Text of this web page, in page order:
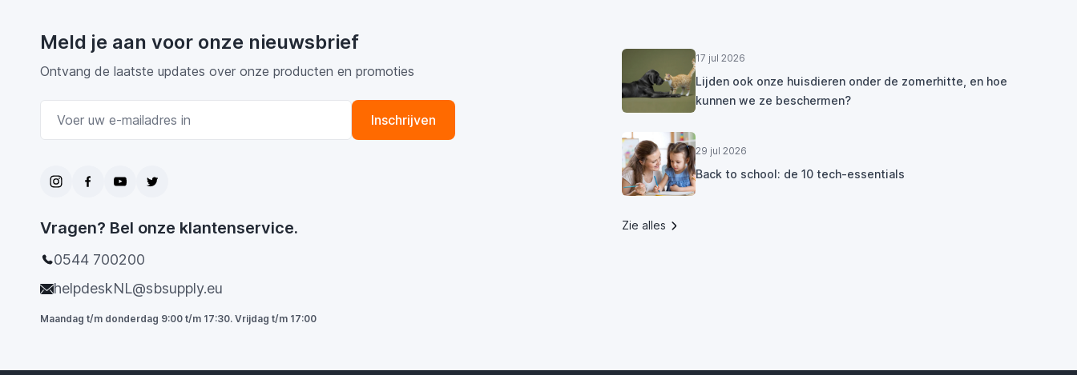
Meld je aan voor onze nieuwsbrief
Ontvang de laatste updates over onze producten en promoties
Inschrijven
Vragen? Bel onze klantenservice.
0544 700200
helpdeskNL@sbsupply.eu
Maandag t/m donderdag 9:00 t/m 17:30. Vrijdag t/m 17:00
17 jul 2026
Lijden ook onze huisdieren onder de zomerhitte, en hoe
kunnen we ze beschermen?
29 jul 2026
Back to school: de 10 tech-essentials
Zie alles